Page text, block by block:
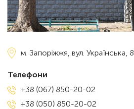
м. Запоріжжя, вул. Українська, 8
Телефони
+38 (067) 850-20-02
+38 (050) 850-20-02